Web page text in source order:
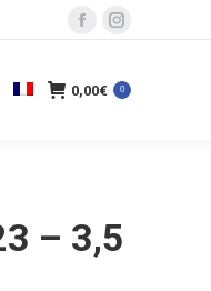
La
Facebook
fenêtre
La
Instagram
fenêtre
0,00€ 0
– 3,5